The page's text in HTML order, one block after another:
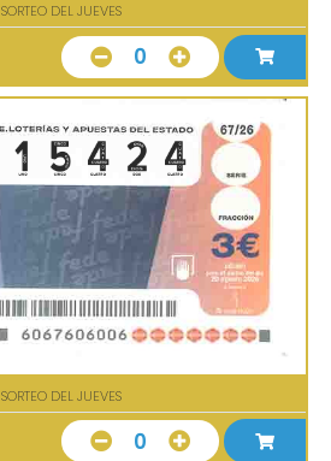
SORTEO DEL JUEVES
0
SORTEO DEL JUEVES
0